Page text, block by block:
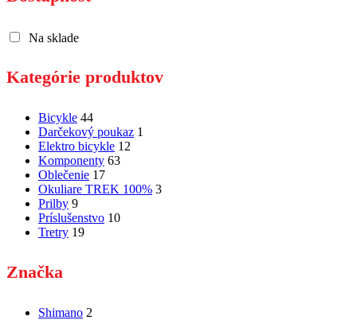
Na sklade
Kategórie produktov
Bicykle 44
Darčekový poukaz 1
Elektro bicykle 12
Komponenty 63
Oblečenie 17
Okuliare TREK 100% 3
Prilby 9
Príslušenstvo 10
Tretry 19
Značka
Shimano 2